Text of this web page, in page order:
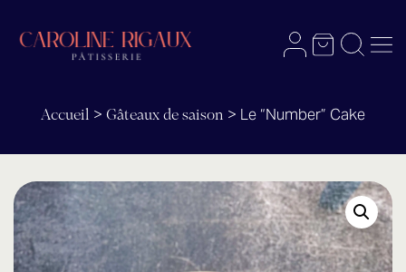
Accueil > Gâteaux de saison > Le “Number” Cake